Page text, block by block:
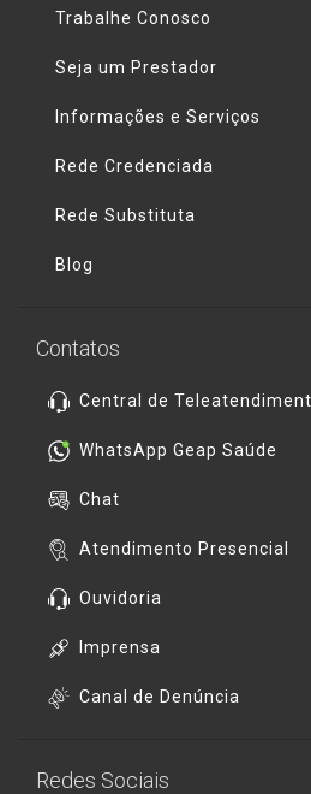
Trabalhe Conosco
Seja um Prestador
Informações e Serviços
Rede Credenciada
Rede Substituta
Blog
Contatos
Central de
WhatsApp Geap Saúde
Chat
Atendimento Presencial
Ouvidoria
Imprensa
Canal de Denúncia
Redes Sociais